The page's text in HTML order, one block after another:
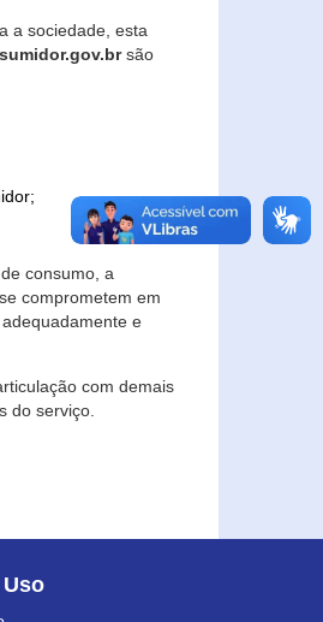
a sociedade, esta
são
consumo, a
comprometem em
e
com demais
do serviço.